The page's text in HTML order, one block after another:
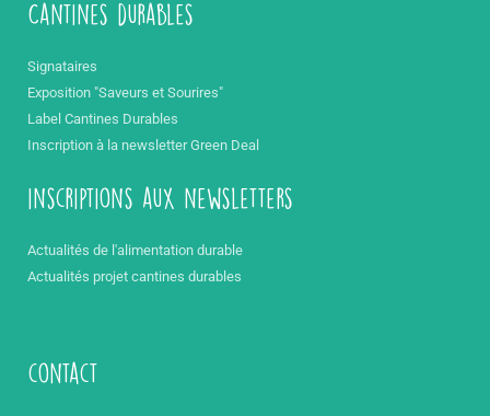
Cantines durables
Signataires
Exposition "Saveurs et Sourires"
Label Cantines Durables
Inscription à la newsletter Green Deal
inscriptions aux newsletters
Actualités de l'alimentation durable
Actualités projet cantines durables
contact